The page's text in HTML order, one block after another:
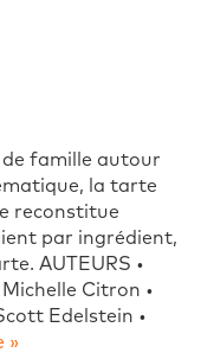
de famille autour
la tarte
reconstitue
par ingrédient,
AUTEURS •
Citron •
Edelstein •
»